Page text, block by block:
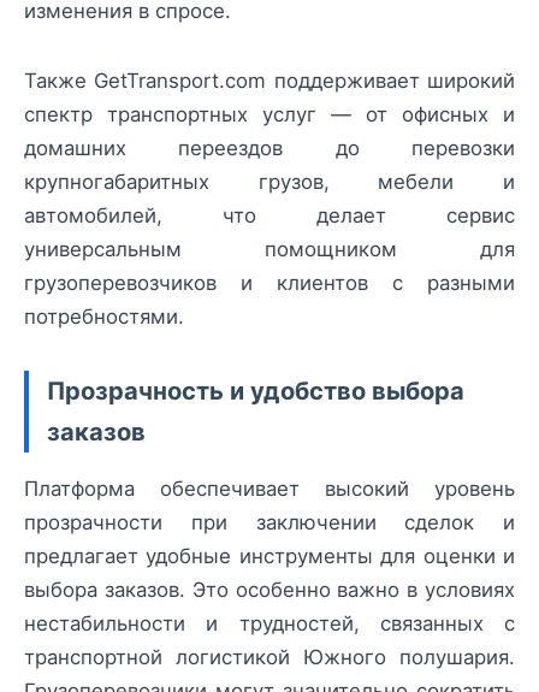
изменения в спросе.
Также GetTransport.com поддерживает широкий
спектр транспортных услуг — от офисных и
домашних переездов до перевозки
крупногабаритных грузов, мебели и
автомобилей, что делает сервис
универсальным помощником для
грузоперевозчиков и клиентов с разными
потребностями.
Прозрачность и удобство выбора
заказов
Платформа обеспечивает высокий уровень
прозрачности при заключении сделок и
предлагает удобные инструменты для оценки и
выбора заказов. Это особенно важно в условиях
нестабильности и трудностей, связанных с
транспортной логистикой Южного полушария.